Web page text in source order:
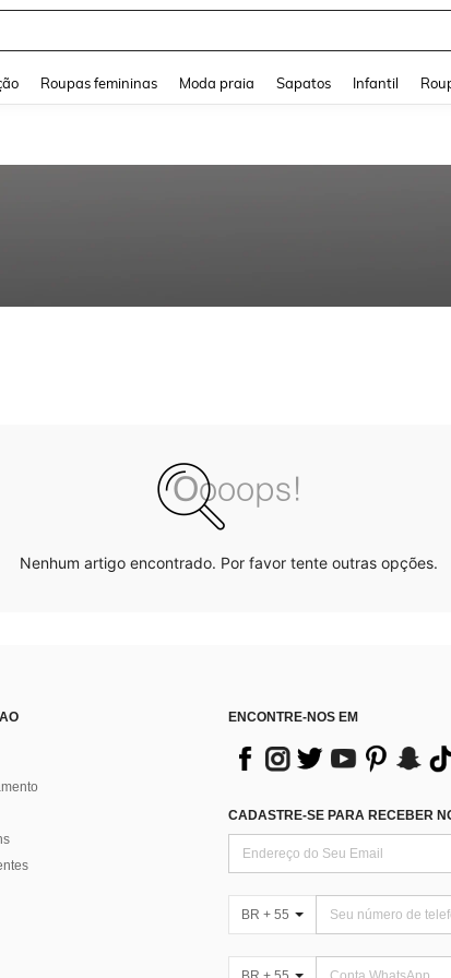
Roupas femininas Moda praia Sapatos Infantil
Nenhum artigo encontrado. Por favor tente outras opções.
ENCONTRE-NOS EM
CADASTRE-SE PARA RECEBER
BR + 55